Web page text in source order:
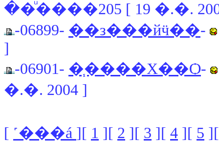
��ͧ����205 [ 19 �.�.
-06899- ��з���йӵ��-
]
-06901- �֧����Χ��Ѻ-
�.�. 2004 ]
[ ˹���á ][ 1 ][ 2 ][ 3 ][ 4 ][ 5